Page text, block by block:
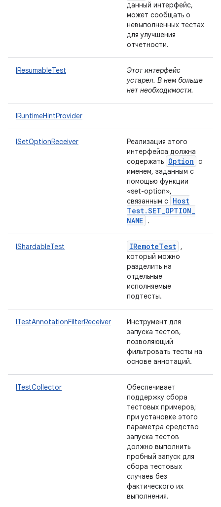
данный интерфейс,
может сообщать о
невыполненных тестах
для улучшения
отчетности.
IResumableTest
Этот интерфейс
устарел. В нем больше
нет необходимости.
IRuntimeHintProvider
ISetOptionReceiver
Реализация этого
интерфейса должна
содержать Option с
именем, заданным с
помощью функции
«set-option»,
связанным с Host
Test.SET_OPTION_
NAME .
IShardableTest IRemoteTest ,
который можно
разделить на
отдельные
исполняемые
подтесты.
ITestAnnotationFilterReceiver
Инструмент для
запуска тестов,
позволяющий
фильтровать тесты на
основе аннотаций.
ITestCollector
Обеспечивает
поддержку сбора
тестовых примеров;
при установке этого
параметра средство
запуска тестов
должно выполнить
пробный запуск для
сбора тестовых
случаев без
фактического их
выполнения.